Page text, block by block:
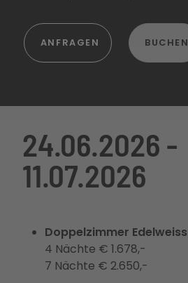
ANFRAGEN BUCHEN
24.06.2026 -
11.07.2026
Doppelzimmer Edelweiss
4 Nächte € 1.678,-
7 Nächte € 2.650,-